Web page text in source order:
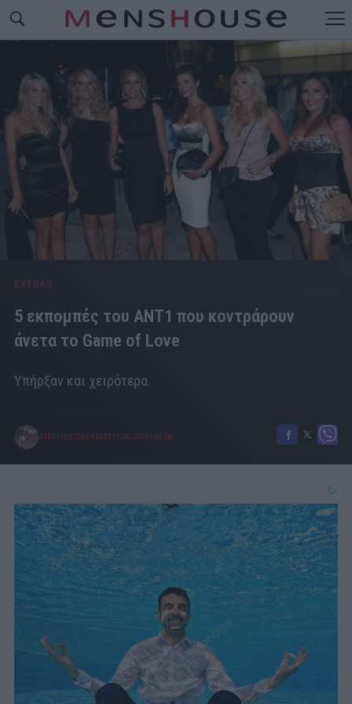
EXTRAS
5 εκπομπές του ΑΝΤ1 που κοντράρουν
άνετα το Game of Love
Υπήρξαν και χειρότερα.
ΣΤΕΡΓΙΟΣ ΠΟΥΛΕΡΕΣ 11/05/2018 00:28